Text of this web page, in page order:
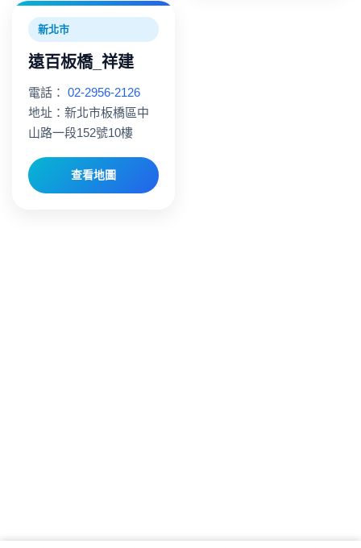
新北市
遠百板橋_祥建
電話： 02-2956-2126
地址：新北市板橋區中
山路一段152號10樓
查看地圖